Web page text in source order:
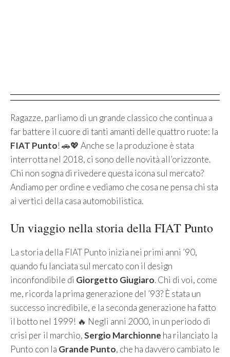
Ragazze, parliamo di un grande classico che continua a
far battere il cuore di tanti amanti delle quattro ruote: la
FIAT Punto! 🚗💖 Anche se la produzione è stata
interrotta nel 2018, ci sono delle novità all’orizzonte.
Chi non sogna di rivedere questa icona sul mercato?
Andiamo per ordine e vediamo che cosa ne pensa chi sta
ai vertici della casa automobilistica.
Un viaggio nella storia della FIAT Punto
La storia della FIAT Punto inizia nei primi anni ’90,
quando fu lanciata sul mercato con il design
inconfondibile di Giorgetto Giugiaro. Chi di voi, come
me, ricorda la prima generazione del ’93? È stata un
successo incredibile, e la seconda generazione ha fatto
il botto nel 1999! 🔥 Negli anni 2000, in un periodo di
crisi per il marchio,Sergio Marchionne ha rilanciato la
Punto con la Grande Punto, che ha davvero cambiato le